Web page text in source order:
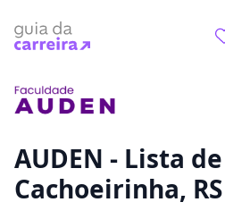
Vamos te guiar no caminho ideal
Sim, já sei
AUDEN - Lista
Cachoeirinha, RS